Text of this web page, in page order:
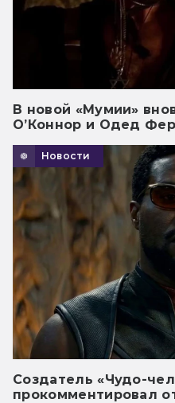
В новой «Мумии»
О’Коннор и Одед Фер
Новости
Создатель «Чудо-
прокомментировал